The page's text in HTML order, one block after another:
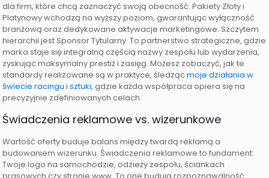
dla firm, które chcą zaznaczyć swoją obecność. Pakiety Złoty i
Platynowy wchodzą na wyższy poziom, gwarantując wyłączność
branżową oraz dedykowane aktywacje marketingowe. Szczytem
hierarchii jest Sponsor Tytularny. To partnerstwo strategiczne, gdzie
marka staje się integralną częścią nazwy zespołu lub wydarzenia,
zyskując maksymalny prestiż i zasięg. Możesz zobaczyć, jak te
standardy realizowane są w praktyce, śledzącmoje działania w
świecie racingu i sztuki, gdzie każda współpraca opiera się na
precyzyjnie zdefiniowanych celach.
Świadczenia reklamowe vs. wizerunkowe
Wartość oferty buduje balans między twardą reklamą a
budowaniem wizerunku. Świadczenia reklamowe to fundament:
Twoje logo na samochodzie, odzieży zespołu, ściankach